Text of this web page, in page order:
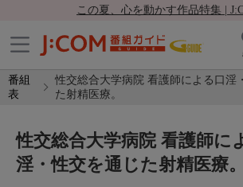
この夏、心を動かす作品特集 |
番組
表
性交総合大学病院 看護師による口淫
た射精医療。
性交総合大学病院 看護師に
淫・性交を通じた射精医療。